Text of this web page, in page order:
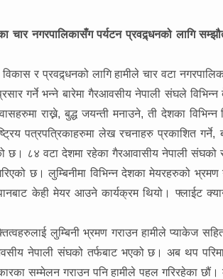
नगरपालिकासँग पर्यटन प्रवद्र्धनको लागि
र प्रवद्र्धनको लागि हामीले चार वटा
गर्ने भन्ने बारेमा गैरआवसीय नेपाली संघले विभिन्न
राख्ने, बुद्ध जयन्ती मनाउने, ती देशका
पत्रपत्रिकाहरुमा लेख रचनाहरु प्रकाशित
छ। ८४ वटा देशमा रहेका गैरआवासीय नेपाली संघको
छ। लुम्बिनीमा विभिन्न देशका मेयरहरुको भ्रमण
केही मेयर आउने कार्यक्रम थियो। फ्लाईट
लुम्बिनी भ्रमण गराउन हामीले प्याकेज
नेपाली संघको तर्फबाट भएको छ। अब थप
सम्मेलन गराउन पनि हामीले पहल गरिरहेका छौं।